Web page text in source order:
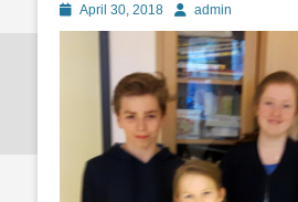
Posted
on
April 30, 2018 Autoradmin